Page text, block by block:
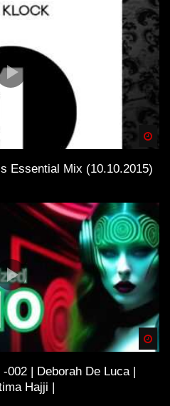
Essential Mix (10.10.2015)
002 | Deborah De Luca |
Hajji |